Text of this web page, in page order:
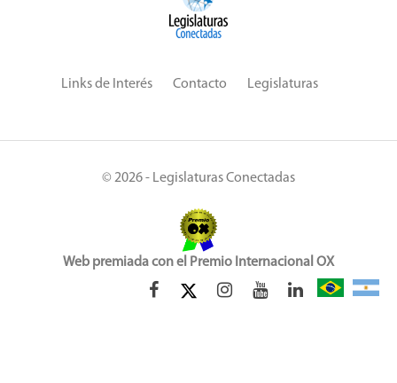
Links de Interés Contacto Legislaturas
© 2026 - Legislaturas Conectadas
Web premiada con el Premio Internacional OX